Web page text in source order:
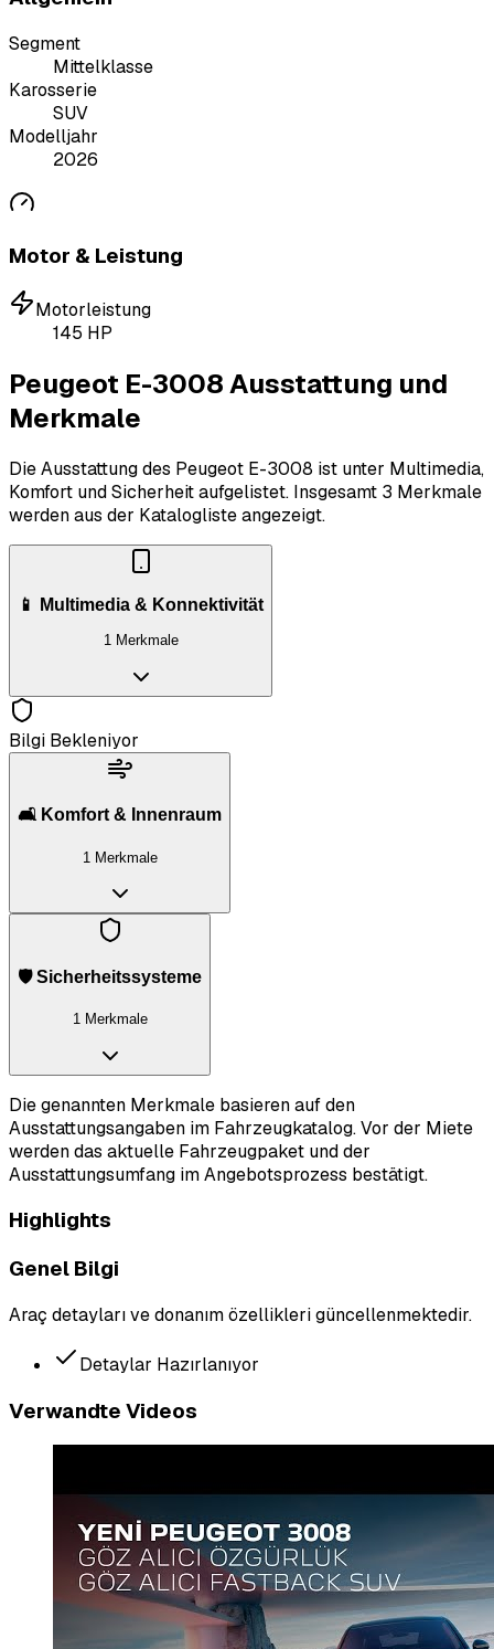
Segment
Mittelklasse
Karosserie
SUV
Modelljahr
2026
Motor & Leistung
Motorleistung
145 HP
Peugeot E-3008 Ausstattung und
Merkmale
Die Ausstattung des Peugeot E-3008 ist unter Multimedia,
Komfort und Sicherheit aufgelistet. Insgesamt 3 Merkmale
werden aus der Katalogliste angezeigt.
📱 Multimedia & Konnektivität
1 Merkmale
Bilgi Bekleniyor
🛋️ Komfort & Innenraum
1 Merkmale
🛡️ Sicherheitssysteme
1 Merkmale
Die genannten Merkmale basieren auf den
Ausstattungsangaben im Fahrzeugkatalog. Vor der Miete
werden das aktuelle Fahrzeugpaket und der
Ausstattungsumfang im Angebotsprozess bestätigt.
Highlights
Genel Bilgi
Araç detayları ve donanım özellikleri güncellenmektedir.
Detaylar Hazırlanıyor
Verwandte Videos